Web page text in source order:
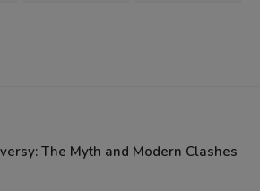
The Myth and Modern Clashes